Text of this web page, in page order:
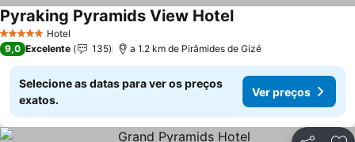
5 Estrelas Hotel
Pyraking Pyramids View HotelVer preços
9,0 Excelente 135 a 1.2 km de Pirâmides de Gizé
Selecione as datas para ver os preços
exatos.
Ver preços